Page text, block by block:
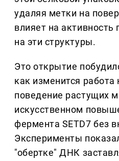
удаляя метки на
влияет на
на эти структуры.
Это открытие
как изменится работа
поведение растущих
искусственном
фермента SETD7 без
Эксперименты
"обертке" ДНК